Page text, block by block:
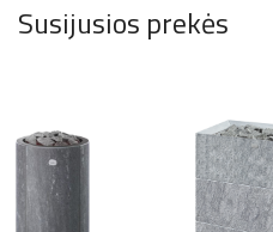
Susijusios prekės